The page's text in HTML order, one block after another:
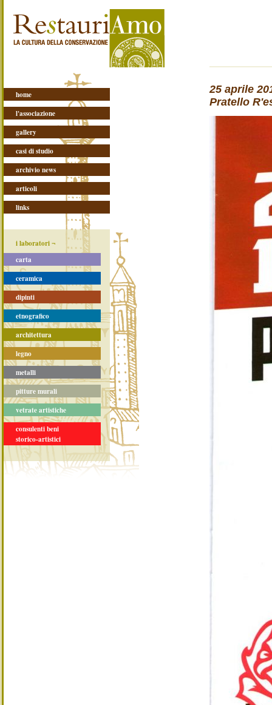
home
l'associazione
gallery
casi di studio
archivio news
articoli
links
i laboratori ¬
carta
ceramica
dipinti
etnografico
architettura
legno
metalli
pitture murali
vetrate artistiche
consulenti beni
storico-artistici
25 aprile
Pratello